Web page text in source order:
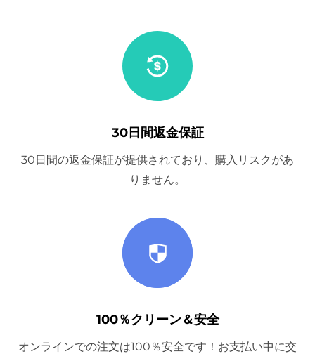
30日間返金保証
30日間の返金保証が提供されており、購入リスクがあ
りません。
100％クリーン＆安全
オンラインでの注文は100％安全です！お支払い中に交